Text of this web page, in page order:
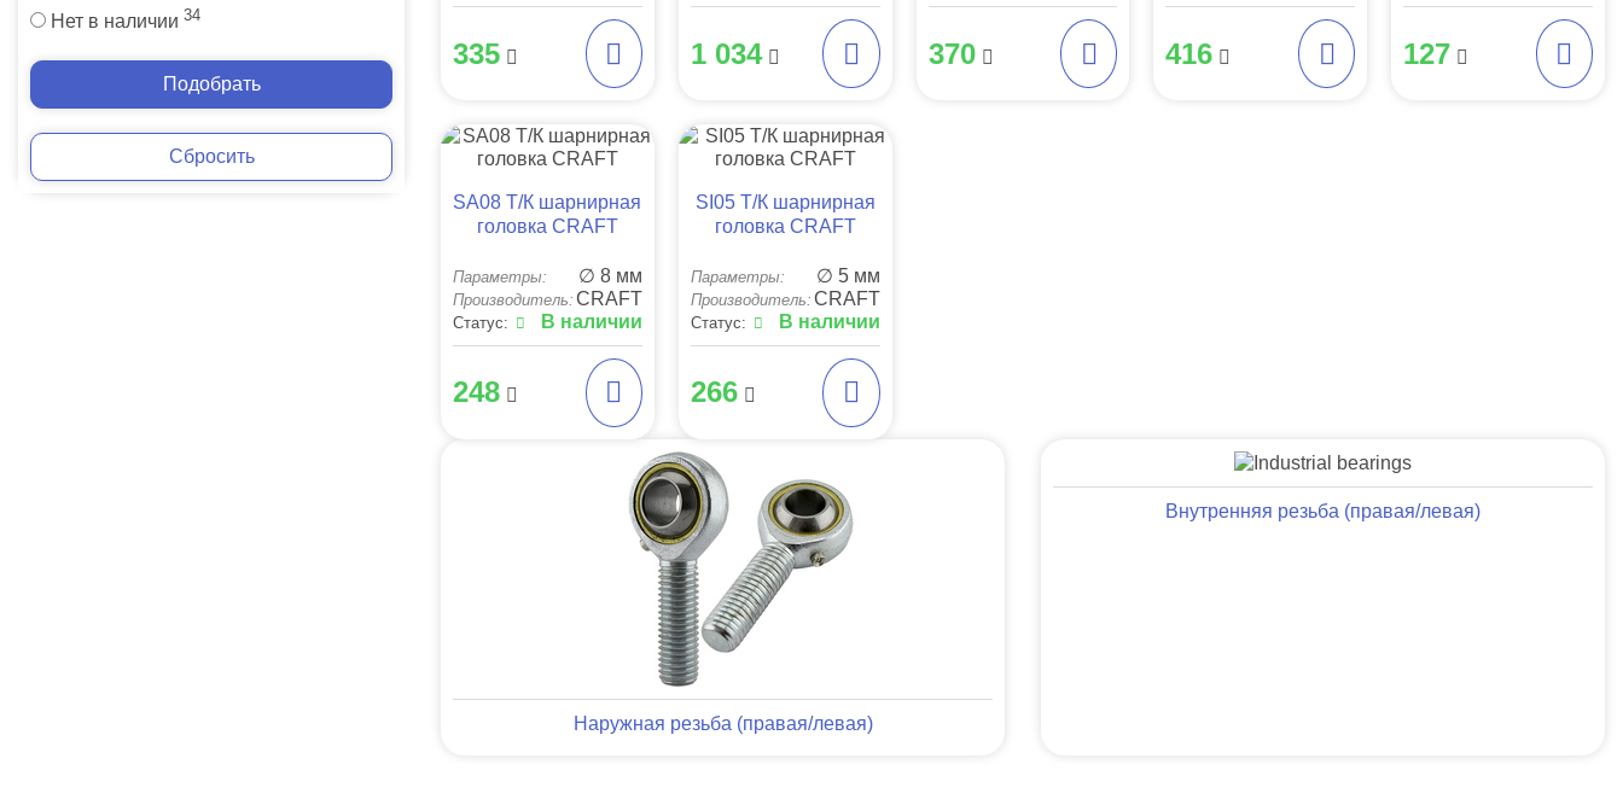
Нет в наличии 34
Подобрать
Сбросить
335 1 034 370 416 127
SA08 Т/К шарнирная
головка CRAFT
Параметры: ∅ 8 мм
Производитель: CRAFT
Статус: В наличии
248
SI05 Т/К шарнирная
головка CRAFT
Параметры: ∅ 5 мм
Производитель: CRAFT
Статус: В наличии
266
Наружная резьба (правая/левая)
Внутренняя резьба (правая/левая)